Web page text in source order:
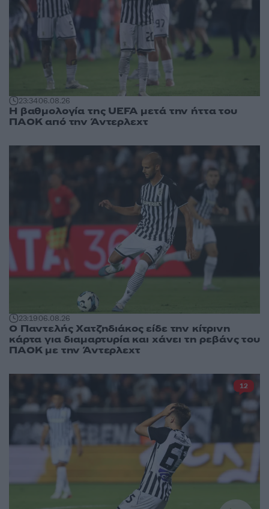
23:3406.08.26
Η βαθμολογία της UEFA μετά την ήττα του
ΠΑΟΚ από την Άντερλεχτ
23:1906.08.26
Ο Παντελής Χατζηδιάκος είδε την κίτρινη
κάρτα για διαμαρτυρία και χάνει τη ρεβάνς του
ΠΑΟΚ με την Άντερλεχτ
12